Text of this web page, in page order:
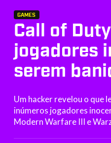
GAMES
Call of
jogadores
serem
Um hacker revelou o que
inúmeros jogadores
Modern Warfare III e